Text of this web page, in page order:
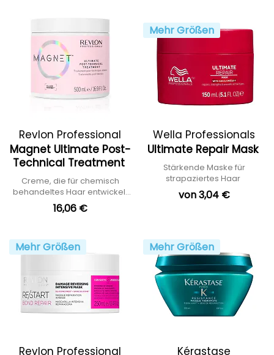
Revlon Professional
Magnet Ultimate Post-
Technical Treatment
Creme, die für chemisch
behandeltes Haar entwickelt
wurde
16,06 €
Mehr Größen
Wella Professionals
Ultimate Repair Mask
Stärkende Maske für
strapaziertes Haar
von 3,04 €
Mehr Größen
Revlon Professional
Mehr Größen
Kérastase